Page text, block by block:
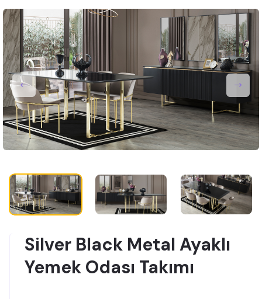
Silver Black Metal Ayaklı
Yemek Odası Takımı